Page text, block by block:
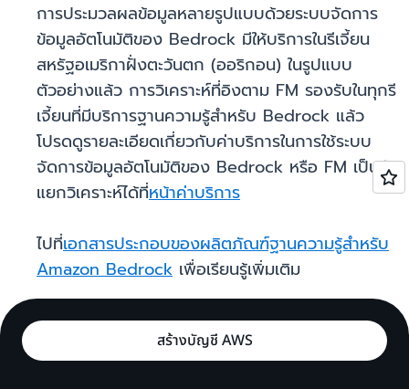
การประมวลผลข้อมูลหลายรูปแบบด้วยระบบจัดการ
ข้อมูลอัตโนมัติของ Bedrock มีให้บริการในรีเจี้ยน
สหรัฐอเมริกาฝั่งตะวันตก (ออริกอน) ในรูปแบบ
ตัวอย่างแล้ว การวิเคราะห์ที่อิงตาม FM รองรับในทุกรี
เจี้ยนที่มีบริการฐานความรู้สำหรับ Bedrock แล้ว
โปรดดูรายละเอียดเกี่ยวกับค่าบริการในการใช้ระบบ
จัดการข้อมูลอัตโนมัติของ Bedrock หรือ FM เป็นตัว
แยกวิเคราะห์ได้ที่หน้าค่าบริการ
ไปที่เอกสารประกอบของผลิตภัณฑ์ฐานความรู้สำหรับ
Amazon Bedrock เพื่อเรียนรู้เพิ่มเติม
สร้างบัญชี AWS